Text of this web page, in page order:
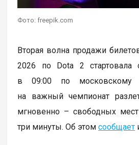
Фото: freepik.com
Вторая волна продажи
2026 по Dota 2 стартовала
в 09:00 по московскому
на важный чемпионат
мгновенно – свободных
три минуты. Об этомсообщает